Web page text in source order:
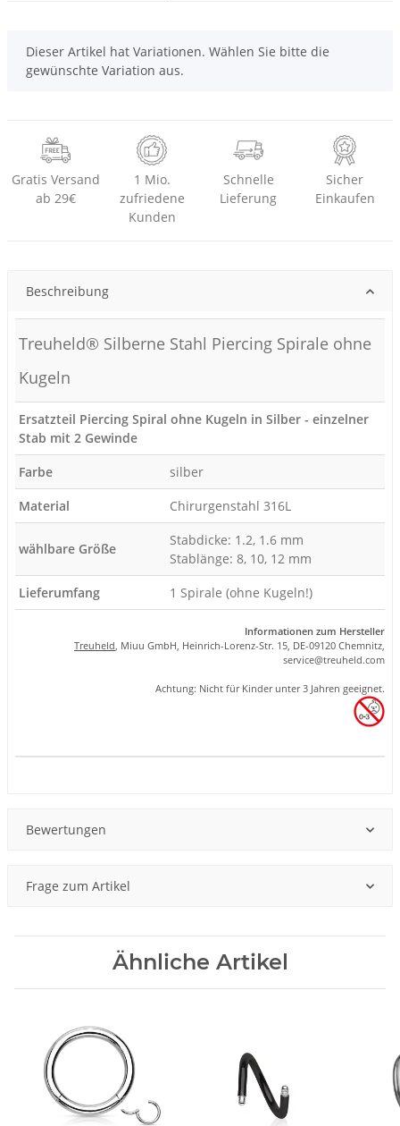
x
Dieser Artikel hat Variationen. Wählen Sie bitte die
gewünschte Variation aus.
Gratis Versand
ab 29€
1 Mio.
zufriedene
Kunden
Schnelle
Lieferung
Sicher
Einkaufen
Beschreibung
Treuheld® Silberne Stahl Piercing Spirale ohne
Kugeln
Ersatzteil Piercing Spiral ohne Kugeln in Silber - einzelner
Stab mit 2 Gewinde
Farbe
silber
Material
Chirurgenstahl 316L
wählbare Größe
Stabdicke: 1.2, 1.6 mm
Stablänge: 8, 10, 12 mm
Lieferumfang
1 Spirale (ohne Kugeln!)
Informationen zum Hersteller
Treuheld, Miuu GmbH, Heinrich-Lorenz-Str. 15, DE-09120 Chemnitz,
service@treuheld.com
Achtung: Nicht für Kinder unter 3 Jahren geeignet.
Bewertungen
Frage zum Artikel
Ähnliche Artikel